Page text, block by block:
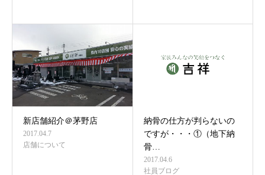
新店舗紹介＠茅野店
2017.04.7
店舗について
納骨の仕方が判らないの
ですが・・・①（地下納
骨…
2017.04.6
社員ブログ